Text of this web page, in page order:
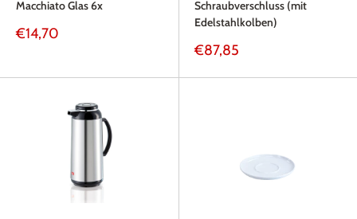
Macchiato Glas 6x
Sonderpreis
€14,70
Schraubverschluss (mit
Edelstahlkolben)
Sonderpreis
€87,85